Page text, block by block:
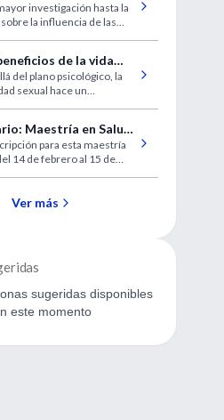
el corazón de una
pobre en grasas.
investigación hasta la
la influencia de las
de la vida
del plano psicológico, la
sexual hace un
Maestría en Salud
para esta maestría
14 de febrero al 15 de
Ver más
sugeridas disponibles
este momento